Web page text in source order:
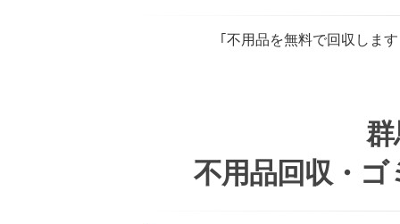
｢不用品を無料で回収しま
不用品回収・